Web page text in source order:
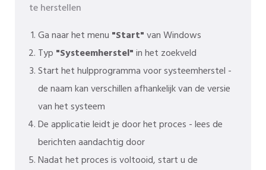
te herstellen
Ga naar het menu "Start"van Windows
Typ "Systeemherstel"in het zoekveld
Start het hulpprogramma voor systeemherstel -
de naam kan verschillen afhankelijk van de versie
van het systeem
De applicatie leidt je door het proces - lees de
berichten aandachtig door
Nadat het proces is voltooid, start u de